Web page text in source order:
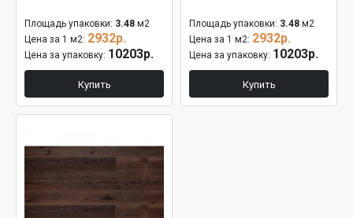
Площадь упаковки: 3.48 м2
Цена за 1 м2: 2932р.
Цена за упаковку: 10203р.
Купить
Площадь упаковки: 3.48 м2
Цена за 1 м2: 2932р.
Цена за упаковку: 10203р.
Купить